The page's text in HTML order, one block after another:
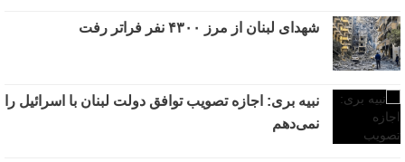
شهدای لبنان از مرز ۴۳۰۰ نفر فراتر رفت
نبیه بری: اجازه تصویب توافق دولت لبنان با اسرائیل را
نمی‌دهم